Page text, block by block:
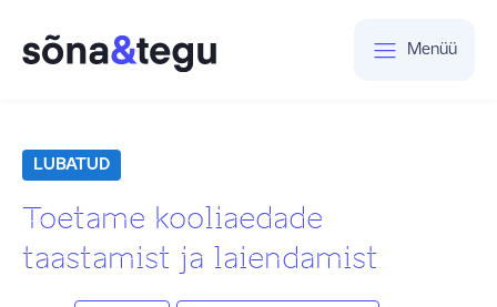
Menüü
LUBATUD
Toetame kooliaedade
taastamist ja laiendamist